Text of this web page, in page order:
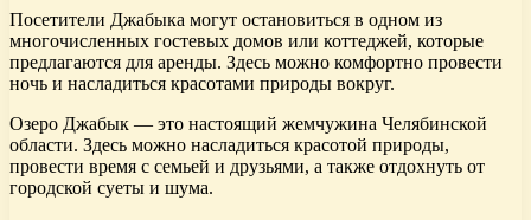
Посетители Джабыка могут остановиться в одном из
многочисленных гостевых домов или коттеджей, которые
предлагаются для аренды. Здесь можно комфортно провести
ночь и насладиться красотами природы вокруг.
Озеро Джабык — это настоящий жемчужина Челябинской
области. Здесь можно насладиться красотой природы,
провести время с семьей и друзьями, а также отдохнуть от
городской суеты и шума.